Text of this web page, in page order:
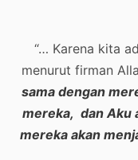
“… Karena kita
menurut firman
sama dengan
mereka, dan Aku
mereka akan